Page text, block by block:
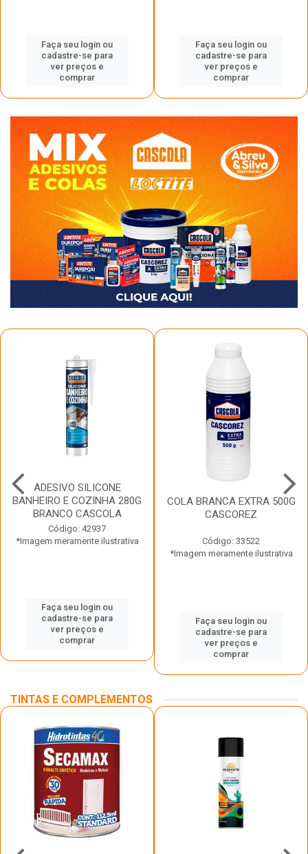
Faça seu login ou
cadastre-se para
ver preços e
comprar
Faça seu login ou
cadastre-se para
ver preços e
comprar
ADESIVO SILICONE
BANHEIRO E COZINHA 280G
BRANCO CASCOLA
Código: 42937
*Imagem meramente ilustrativa
Faça seu login ou
cadastre-se para
ver preços e
comprar
COLA BRANCA EXTRA 500G
CASCOREZ
Código: 33522
*Imagem meramente ilustrativa
Faça seu login ou
cadastre-se para
ver preços e
comprar
TINTAS E COMPLEMENTOS